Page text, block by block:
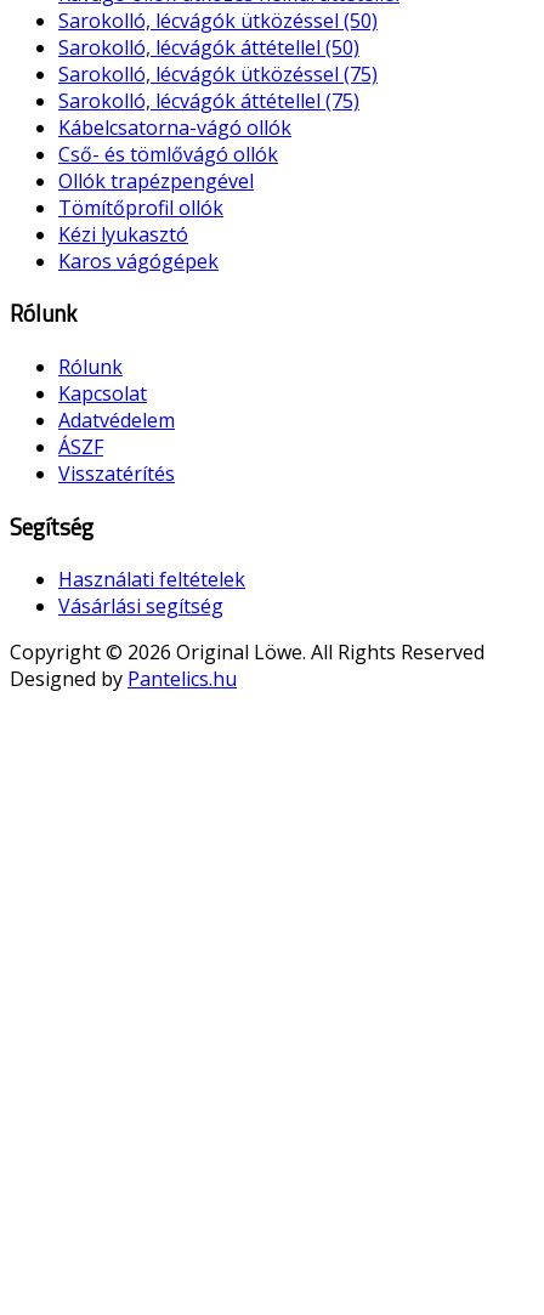
Sarokolló, lécvágók ütközéssel (50)
Sarokolló, lécvágók áttétellel (50)
Sarokolló, lécvágók ütközéssel (75)
Sarokolló, lécvágók áttétellel (75)
Kábelcsatorna-vágó ollók
Cső- és tömlővágó ollók
Ollók trapézpengével
Tömítőprofil ollók
Kézi lyukasztó
Karos vágógépek
Rólunk
Rólunk
Kapcsolat
Adatvédelem
ÁSZF
Visszatérítés
Segítség
Használati feltételek
Vásárlási segítség
Copyright © 2026 Original Löwe. All Rights Reserved
Designed by Pantelics.hu